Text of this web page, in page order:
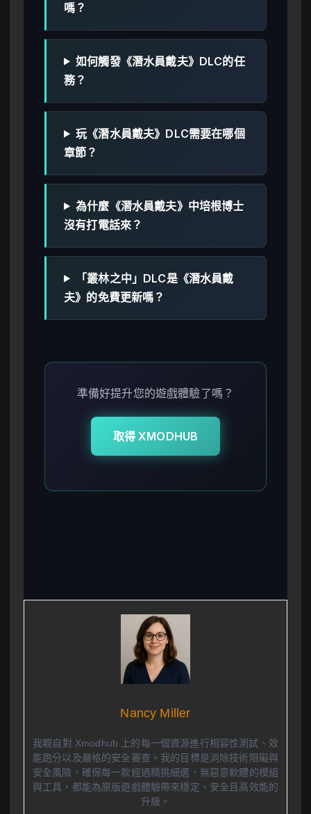
嗎？
如何觸發《潛水員戴夫》DLC的任
務？
玩《潛水員戴夫》DLC需要在哪個
章節？
為什麼《潛水員戴夫》中培根博士
沒有打電話來？
「叢林之中」DLC是《潛水員戴
夫》的免費更新嗎？
準備好提升您的遊戲體驗了嗎？
取得 XMODHUB
Nancy Miller
我親自對 Xmodhub 上的每一個資源進行相容性測試、效
能跑分以及嚴格的安全審查。我的目標是消除技術阻礙與
安全風險，確保每一款經過精挑細選、無惡意軟體的模組
與工具，都能為原版遊戲體驗帶來穩定、安全且高效能的
升級。